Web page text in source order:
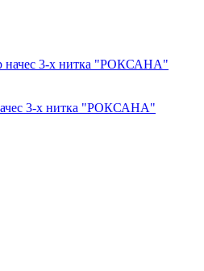
3-х нитка "РОКСАНА"